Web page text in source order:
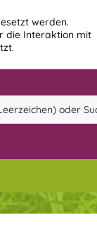
werden.
die Interaktion mit